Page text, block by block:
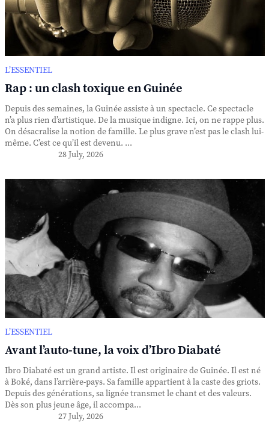
L’ESSENTIEL
Rap : un clash toxique en Guinée
Depuis des semaines, la Guinée assiste à un spectacle. Ce spectacle
n’a plus rien d’artistique. De la musique indigne. Ici, on ne rappe plus.
On désacralise la notion de famille. Le plus grave n’est pas le clash lui-
même. C’est ce qu’il est devenu. ...
28 July, 2026
L’ESSENTIEL
Avant l’auto-tune, la voix d’Ibro Diabaté
Ibro Diabaté est un grand artiste. Il est originaire de Guinée. Il est né
à Boké, dans l’arrière-pays. Sa famille appartient à la caste des griots.
Depuis des générations, sa lignée transmet le chant et des valeurs.
Dès son plus jeune âge, il accompa...
27 July, 2026